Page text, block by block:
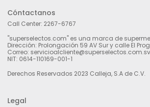
Cóntactanos
Call Center: 2267-6767
"superselectos.com" es una marca de
Dirección: Prolongación 59 AV Sur y calle El
Correo: servicioalcliente@superselectos.com.sv
NIT: 0614-110169-001-1
Derechos Reservados 2023 Calleja, S.A de C.V.
Legal